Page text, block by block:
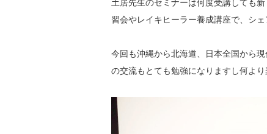
土居先生のセミナーは何度受講しても
習会やレイキヒーラー養成講座で、シ
今回も沖縄から北海道、日本全国から
の交流もとても勉強になりますし何より